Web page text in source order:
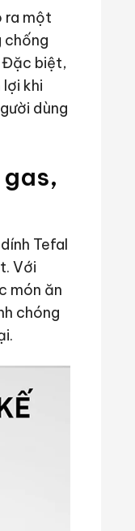
ra một
chống
Đặc biệt,
khi
dùng
Tefal
Với
món ăn
chóng